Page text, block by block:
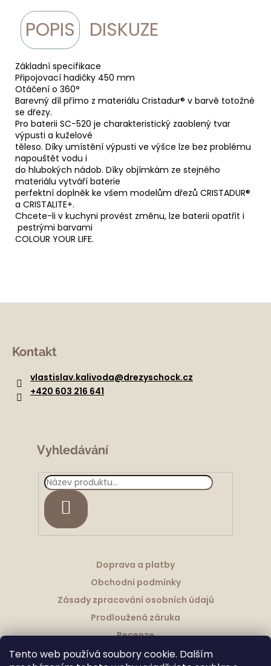
Tento web používá soubory cookie. Dalším
POPIS DISKUZE
Základní specifikace
Připojovací hadičky 450 mm
Otáčení o 360°
Barevný díl přímo z materiálu Cristadur® v barvě totožné
se dřezy.
Pro baterii SC-520 je charakteristický zaoblený tvar
výpusti a kuželové
těleso. Díky umístění výpusti ve výšce lze bez problému
napouštět vodu i
do hlubokých nádob. Díky objímkám ze stejného
materiálu vytváří baterie
perfektní doplněk ke všem modelům dřezů CRISTADUR®
a CRISTALITE+.
Chcete-li v kuchyni provést změnu, lze baterii opatřit i
pestrými barvami
COLOUR YOUR LIFE.
Kontakt
vlastislav.kalivoda@drezyschock.cz
+420 603 216 641
Vyhledávání
HLEDAT
Doprava a platby
Obchodní podmínky
Zásady zpracování osobních údajů
Prodloužená záruka
Recenze